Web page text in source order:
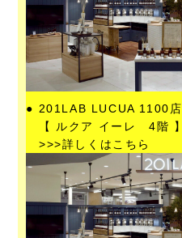
● 201LAB LUCUA 1100店
【 ルクア イーレ 4階 】
>>>詳しくはこちら